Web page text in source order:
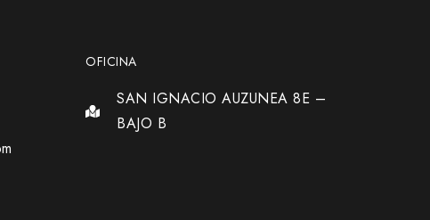
OFICINA
SAN IGNACIO AUZUNEA 8E –
BAJO B